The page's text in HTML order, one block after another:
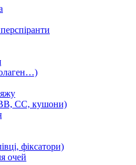
CC, кушони)
фіксатори)
очей